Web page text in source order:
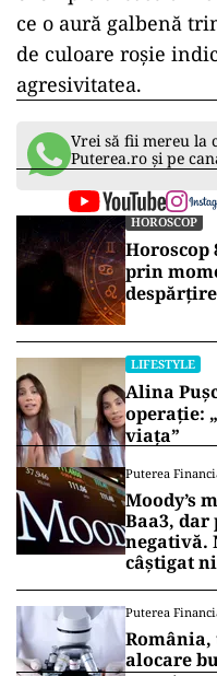
ce o aură galbenă
de culoare roșie
agresivitatea.
Vrei să fii mereu la
Puterea.ro și pe
HOROSCOP
Horoscop
prin
LIFESTYLE
Alina
operație:
viața”
Puterea
Moody’s
Baa3, dar
negativă.
câștigat
Puterea
România,
alocare